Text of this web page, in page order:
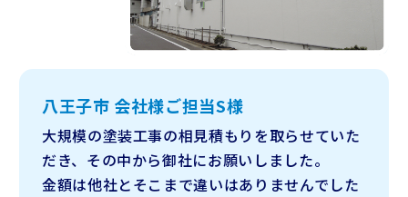
八王子市 会社様ご担当S様
大規模の塗装工事の相見積もりを取らせていた
だき、その中から御社にお願いしました。
金額は他社とそこまで違いはありませんでした